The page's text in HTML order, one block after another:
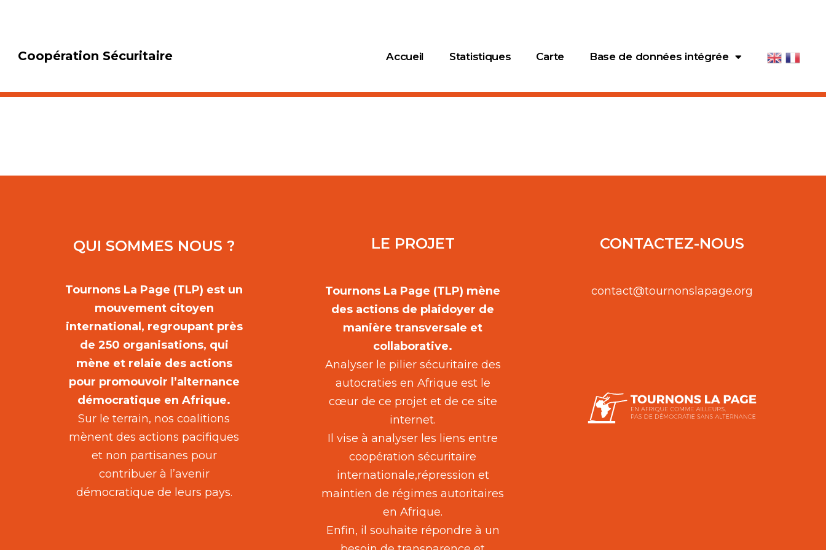
Coopération Sécuritaire Accueil Statistiques Carte Base de données intégrée
QUI SOMMES NOUS ?
Tournons La Page (TLP) est un
mouvement citoyen
international, regroupant près
de 250 organisations, qui
mène et relaie des actions
pour promouvoir l’alternance
démocratique en Afrique.
Sur le terrain, nos coalitions
mènent des actions pacifiques
et non partisanes pour
contribuer à l’avenir
démocratique de leurs pays.
LE PROJET
Tournons La Page (TLP) mène
des actions de plaidoyer de
manière transversale et
collaborative.
Analyser le pilier sécuritaire des
autocraties en Afrique est le
cœur de ce projet et de ce site
internet.
Il vise à analyser les liens entre
coopération sécuritaire
internationale,répression et
maintien de régimes autoritaires
en Afrique.
Enfin, il souhaite répondre à un
CONTACTEZ-NOUS
contact@tournonslapage.org